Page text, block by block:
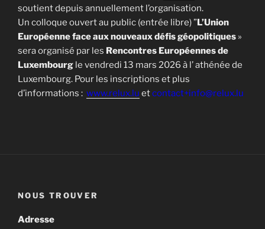
soutient depuis annuellement l’organisation.
Un colloque ouvert au public (entrée libre) ”L’Union
Européenne face aux nouveaux défis géopolitiques »
sera organisé par les Rencontres Européennes de
Luxembourg le vendredi 13 mars 2026 à l’ athénée de
Luxembourg. Pour les inscriptions et plus
d’informations : www.relux.lu etcontact+info@relux.lu
NOUS TROUVER
Adresse